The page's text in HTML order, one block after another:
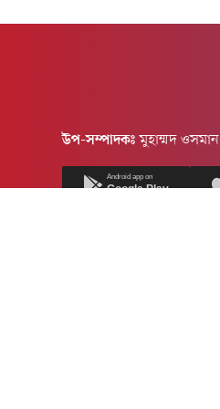
উপ-সম্পাদকঃমুহাম্মদ ওসমান
Android app on
Google Play